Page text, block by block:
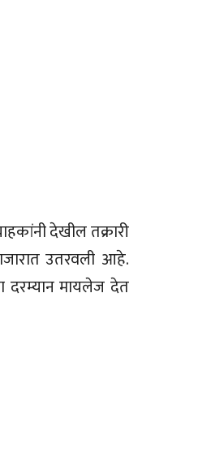
देखील तक्रारी
उतरवली आहे.
दरम्यान मायलेज देत